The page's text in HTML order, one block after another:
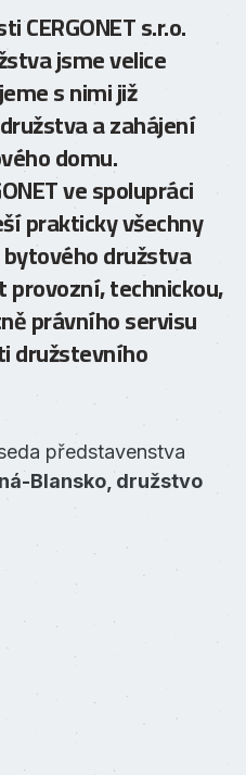
CERGONET s.r.o.
jsme velice
s nimi již
a zahájení
domu.
ve spolupráci
prakticky všechny
družstva
provozní, technickou,
právního servisu
družstevního
představenstva
Blansko, družstvo